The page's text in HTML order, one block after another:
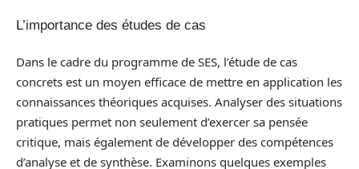
L’importance des études de cas
Dans le cadre du programme de SES, l’étude de cas
concrets est un moyen efficace de mettre en application les
connaissances théoriques acquises. Analyser des situations
pratiques permet non seulement d’exercer sa pensée
critique, mais également de développer des compétences
d’analyse et de synthèse. Examinons quelques exemples